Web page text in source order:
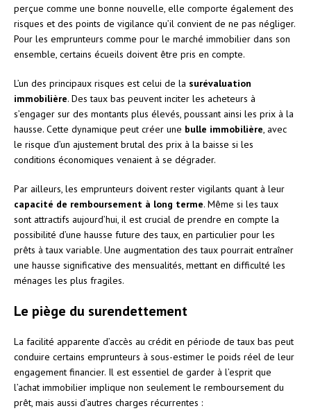
perçue comme une bonne nouvelle, elle comporte également des
risques et des points de vigilance qu’il convient de ne pas négliger.
Pour les emprunteurs comme pour le marché immobilier dans son
ensemble, certains écueils doivent être pris en compte.
L’un des principaux risques est celui de la surévaluation
immobilière. Des taux bas peuvent inciter les acheteurs à
s’engager sur des montants plus élevés, poussant ainsi les prix à la
hausse. Cette dynamique peut créer une bulle immobilière , avec
le risque d’un ajustement brutal des prix à la baisse si les
conditions économiques venaient à se dégrader.
Par ailleurs, les emprunteurs doivent rester vigilants quant à leur
capacité de remboursement à long terme. Même si les taux
sont attractifs aujourd’hui, il est crucial de prendre en compte la
possibilité d’une hausse future des taux, en particulier pour les
prêts à taux variable. Une augmentation des taux pourrait entraîner
une hausse significative des mensualités, mettant en difficulté les
ménages les plus fragiles.
Le piège du surendettement
La facilité apparente d’accès au crédit en période de taux bas peut
conduire certains emprunteurs à sous-estimer le poids réel de leur
engagement financier. Il est essentiel de garder à l’esprit que
l’achat immobilier implique non seulement le remboursement du
prêt, mais aussi d’autres charges récurrentes :